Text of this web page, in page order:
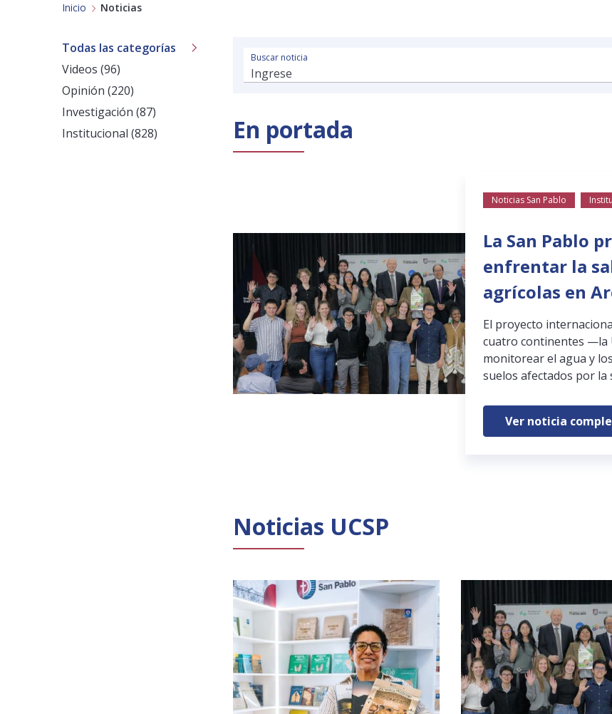
Inicio Noticias
Todas las categorías
Videos (96)
Opinión (220)
Investigación (87)
Institucional (828)
Buscar noticia
En portada
Noticias San Pablo
La San Pablo
enfrentar la
agrícolas en
El proyecto
cuatro continentes —la
monitorear el agua y
suelos afectados por la
Ver noticia
Noticias UCSP